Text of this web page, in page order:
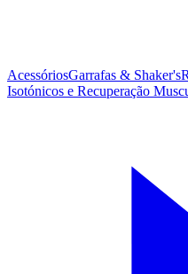
AcessóriosGarrafas & Shaker's
Isotónicos e Recuperação